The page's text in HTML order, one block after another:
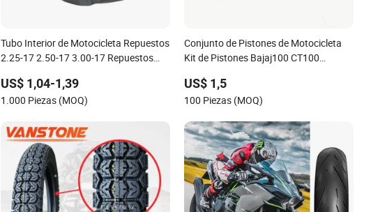
Tubo Interior de Motocicleta Repuestos
2.25-17 2.50-17 3.00-17 Repuestos
US$ 1,04-1,39
1.000 Piezas (MOQ)
Conjunto de Pistones de Motocicleta
Kit de Pistones Bajaj100 CT100
US$ 1,5
100 Piezas (MOQ)